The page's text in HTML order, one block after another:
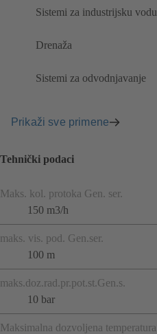
Sistemi za industrijsku vodu
Drenaža
Sistemi za odvodnjavanje
Prikaži sve primene
Tehnički podaci
Maks. kol. protoka Gen. ser.
150 m3/h
maks. vis. pod. Gen.ser.
100 m
maks.doz.rad.pr.pot.st.Gen.s.
10 bar
Maksimalna dozvoljena temperatura